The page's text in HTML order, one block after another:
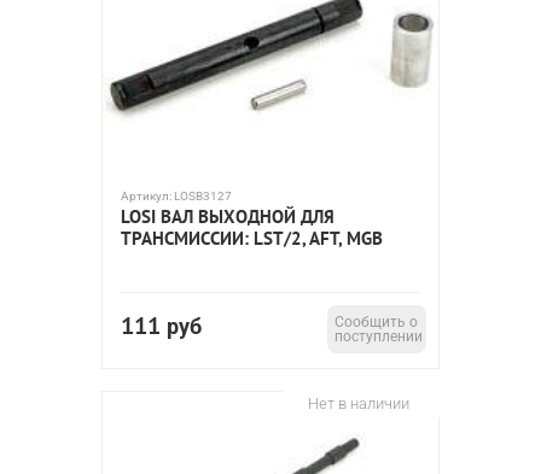
Артикул: LOSB3127
LOSI ВАЛ ВЫХОДНОЙ ДЛЯ
ТРАНСМИССИИ: LST/2, AFT, MGB
111 руб
Сообщить о
поступлении
Нет в наличии